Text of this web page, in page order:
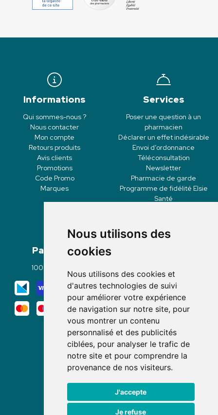
Nous utilisons des
cookies
Nous utilisons des cookies et
d'autres technologies de suivi
pour améliorer votre expérience
de navigation sur notre site, pour
vous montrer un contenu
personnalisé et des publicités
ciblées, pour analyser le trafic de
notre site et pour comprendre la
provenance de nos visiteurs.
J'accepte
Je refuse
Informations
Qui sommes-nous ?
Nous contacter
Mon compte
Retours produits
Avis clients
Promotions
Code Promo
Marques
Services
Poser une question à un
pharmacien
Déclarer un effet indésirable
Envoi d’ordonnance
Téléconsultation
Newsletter
Pharmacie de garde
Programme de fidélité Elsie
Santé
Paiement
100% sécurisé
Mode de livraison
Nous suivre